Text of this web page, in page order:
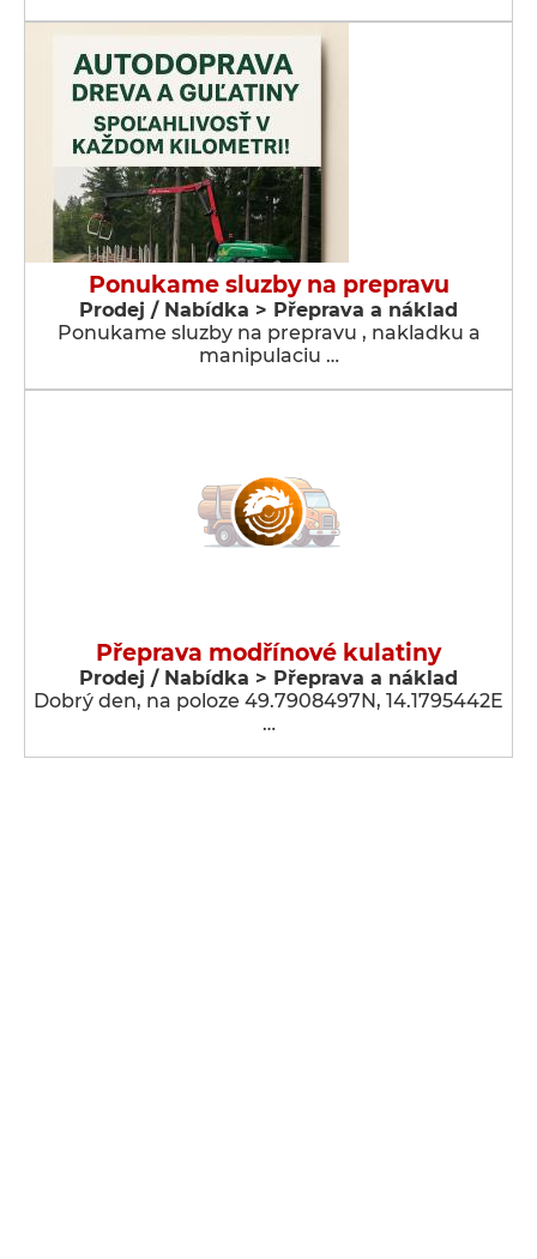
Ponukame sluzby na prepravu
Prodej / Nabídka > Přeprava a náklad
Ponukame sluzby na prepravu , nakladku a
manipulaciu …
Přeprava modřínové kulatiny
Prodej / Nabídka > Přeprava a náklad
Dobrý den, na poloze 49.7908497N, 14.1795442E
…